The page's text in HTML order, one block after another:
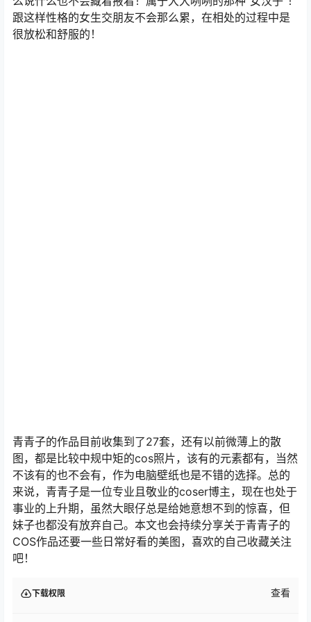
跟这样性格的女生交朋友不会那么累，在相处的过程中是
很放松和舒服的！
青青子的作品目前收集到了27套，还有以前微薄上的散
图，都是比较中规中矩的cos照片，该有的元素都有，当然
不该有的也不会有，作为电脑壁纸也是不错的选择。总的
来说，青青子是一位专业且敬业的coser博主，现在也处于
事业的上升期，虽然大眼仔总是给她意想不到的惊喜，但
妹子也都没有放弃自己。本文也会持续分享关于青青子的
COS作品还要一些日常好看的美图，喜欢的自己收藏关注
吧！
下载权限 查看